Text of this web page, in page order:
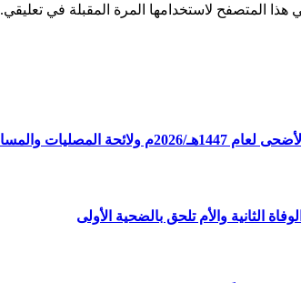
هذا المتصفح لاستخدامها المرة المقبلة في تعليقي.
والمساجد الجامعة
الثانية والأم تلحق بالضحية الأولى